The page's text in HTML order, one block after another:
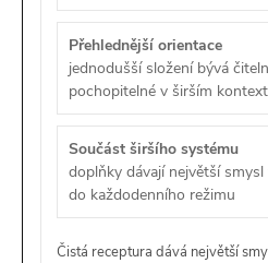
Přehlednější orientace
jednodušší složení bývá
pochopitelné v širším
Součást širšího systému
doplňky dávají největší
do každodenního režimu
Čistá receptura dává největší